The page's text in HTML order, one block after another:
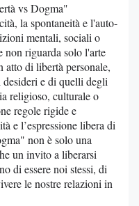
vs Dogma"
la spontaneità e l'auto-
mentali, sociali o
non riguarda solo l'arte
atto di libertà personale,
e di quelli degli
religioso, culturale o
regole rigide e
e l’espressione libera di
non è solo una
un invito a liberarsi
di essere noi stessi, di
le nostre relazioni in